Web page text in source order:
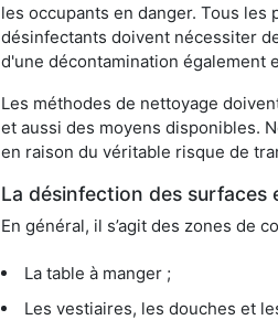
les occupants en danger. Tous
désinfectants doivent nécessiter
d'une décontamination également
Les méthodes de nettoyage
et aussi des moyens disponibles.
en raison du véritable risque de
La désinfection des surfaces
En général, il s’agit des zones de
La table à manger ;
Les vestiaires, les douches et